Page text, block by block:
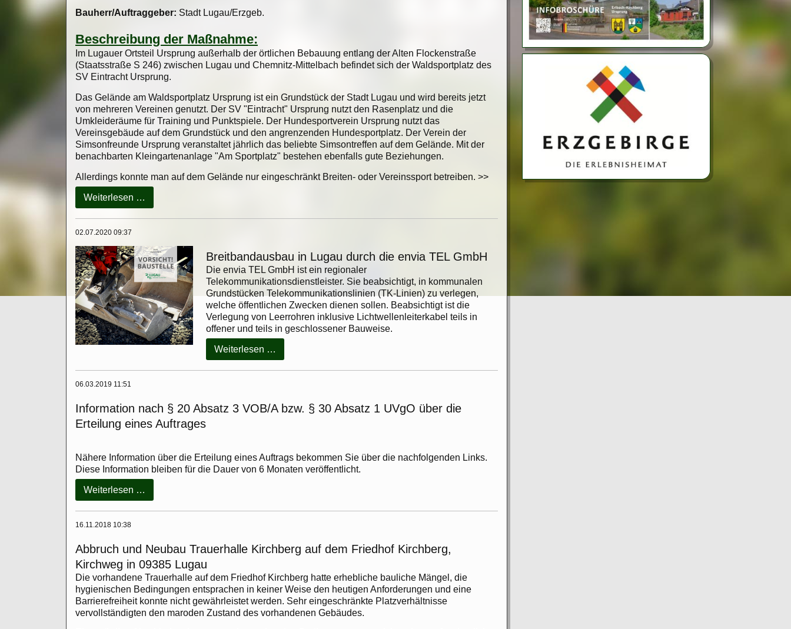
grundhafte
"Untere
Dorfstraße"
Bauherr/Auftraggeber: Stadt Lugau/Erzgeb.
Beschreibung der Maßnahme:
Im Lugauer Ortsteil Ursprung außerhalb der örtlichen Bebauung entlang der Alten Flockenstraße
(Staatsstraße S 246) zwischen Lugau und Chemnitz-Mittelbach befindet sich der Waldsportplatz des
SV Eintracht Ursprung.
Das Gelände am Waldsportplatz Ursprung ist ein Grundstück der Stadt Lugau und wird bereits jetzt
von mehreren Vereinen genutzt. Der SV "Eintracht" Ursprung nutzt den Rasenplatz und die
Umkleideräume für Training und Punktspiele. Der Hundesportverein Ursprung nutzt das
Vereinsgebäude auf dem Grundstück und den angrenzenden Hundesportplatz. Der Verein der
Simsonfreunde Ursprung veranstaltet jährlich das beliebte Simsontreffen auf dem Gelände. Mit der
benachbarten Kleingartenanlage "Am Sportplatz" bestehen ebenfalls gute Beziehungen.
Allerdings konnte man auf dem Gelände nur eingeschränkt Breiten- oder Vereinssport betreiben. >>
Weiterlesen …
Baumaßnahme:
02.07.2020 09:37
Breitbandausbau in Lugau durch die envia TEL GmbH
Die envia TEL GmbH ist ein regionaler
Telekommunikationsdienstleister. Sie beabsichtigt, in kommunalen
Grundstücken Telekommunikationslinien (TK-Linien) zu verlegen,
welche öffentlichen Zwecken dienen sollen. Beabsichtigt ist die
Verlegung von Leerrohren inklusive Lichtwellenleiterkabel teils in
offener und teils in geschlossener Bauweise.
Weiterlesen …
in
Lugau
envia
06.03.2019 11:51
Information nach § 20 Absatz 3 VOB/A bzw. § 30 Absatz 1 UVgO über die
Erteilung eines Auftrages
Nähere Information über die Erteilung eines Auftrags bekommen Sie über die nachfolgenden Links.
Diese Information bleiben für die Dauer von 6 Monaten veröffentlicht.
Weiterlesen …
nach
§
3
VOB/A
bzw.
§
30
Absatz
1
16.11.2018 10:38
Abbruch und Neubau Trauerhalle Kirchberg auf dem Friedhof Kirchberg,
Kirchweg in 09385 Lugau
Die vorhandene Trauerhalle auf dem Friedhof Kirchberg hatte erhebliche bauliche Mängel, die
hygienischen Bedingungen entsprachen in keiner Weise den heutigen Anforderungen und eine
Barrierefreiheit konnte nicht gewährleistet werden. Sehr eingeschränkte Platzverhältnisse
vervollständigten den maroden Zustand des vorhandenen Gebäudes.